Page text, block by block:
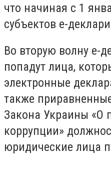
что начиная с 1
субъектов е-
Во вторую волну е-
попадут лица,
электронные
также
Закона Украины «О
коррупции»
юридические лица